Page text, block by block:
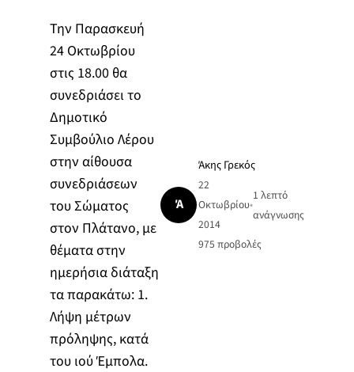
Την Παρασκευή
24 Οκτωβρίου
στις 18.00 θα
συνεδριάσει το
Δημοτικό
Συμβούλιο Λέρου
στην αίθουσα
συνεδριάσεων
του Σώματος
στον Πλάτανο, με
θέματα στην
ημερήσια διάταξη
τα παρακάτω: 1.
Λήψη μέτρων
πρόληψης, κατά
του ιού Έμπολα.
Ά
Άκης Γρεκός
22
Οκτωβρίου
2014
•
1 λεπτό
ανάγνωσης
975 προβολές